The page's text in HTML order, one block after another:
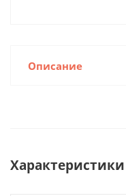
Описание
Характеристики